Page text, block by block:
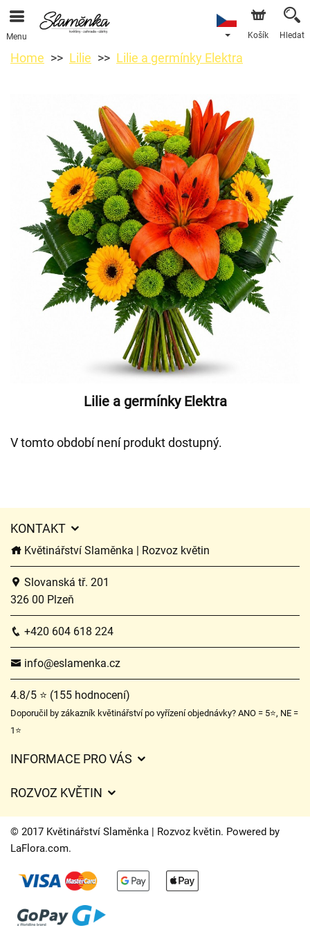
Menu Košík Hledat
Home Lilie Lilie a germínky Elektra
Lilie a germínky Elektra
V tomto období není produkt dostupný.
KONTAKT
Květinářství Slaměnka | Rozvoz květin
Slovanská tř. 201
326 00 Plzeň
+420 604 618 224
info@eslamenka.cz
4.8/5 ⭐ (155 hodnocení)
Doporučil by zákazník květinářství po vyřízení objednávky? ANO = 5⭐, NE =
1⭐
INFORMACE PRO VÁS
Ochrana osobních údajů
Často kladené dotazy
Časy doručení květin – přehled možností
Úpravy hrobů
Potisky stuh
ROZVOZ KVĚTIN
Ceny za doručení
Kam doručujeme květiny
Kontakt
© 2017 Květinářství Slaměnka | Rozvoz květin. Powered by
LaFlora.com.